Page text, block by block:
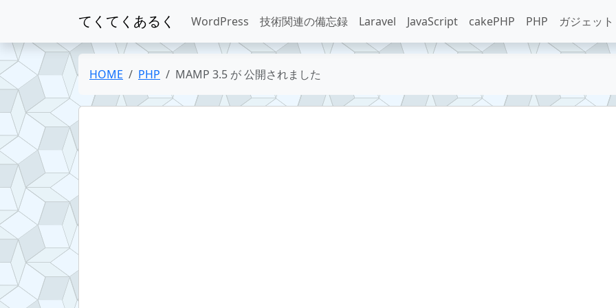
てくてくあるく WordPress 技術関連の備忘録 Laravel JavaScript cakePHP PHP ガジェット
HOME PHP MAMP 3.5 が 公開されました